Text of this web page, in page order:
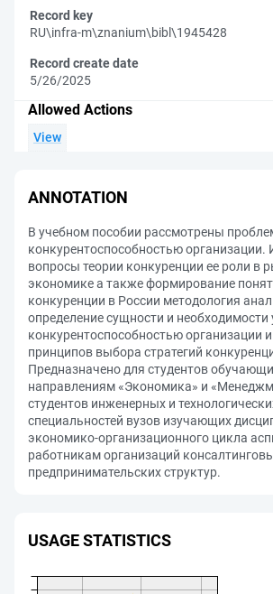
Record key
RU\infra-m\znanium\bibl\1945428
Record create date
5/26/2025
Allowed Actions
View
ANNOTATION
В учебном пособии рассмотрены
конкурентоспособностью организации.
вопросы теории конкуренции ее роли в
экономике а также формирование
конкуренции в России методология
определение сущности и необходимости
конкурентоспособностью организации
принципов выбора стратегий
Предназначено для студентов
направлениям «Экономика» и
студентов инженерных и
специальностей вузов изучающих
экономико-организационного цикла
работникам организаций
предпринимательских структур.
USAGE STATISTICS